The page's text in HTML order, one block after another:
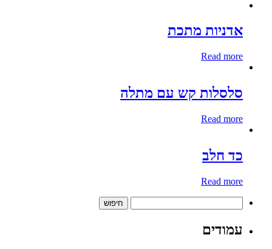
אדניות מתכת
Read more
סלסלות קש עם מתלה
Read more
כד חלב
Read more
עמודים